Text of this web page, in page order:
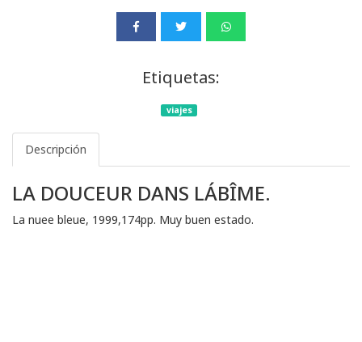
Etiquetas:
viajes
Descripción
LA DOUCEUR DANS LÁBÎME.
La nuee bleue, 1999,174pp. Muy buen estado.